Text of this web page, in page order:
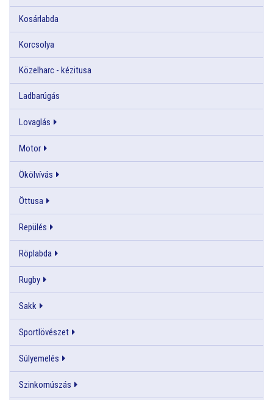
Kosárlabda
Korcsolya
Közelharc - kézitusa
Ladbarúgás
Lovaglás
Motor
Ökölvívás
Öttusa
Repülés
Röplabda
Rugby
Sakk
Sportlövészet
Súlyemelés
Szinkornúszás